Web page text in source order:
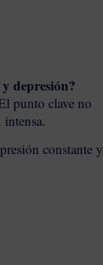
depresión?
punto clave no
constante y